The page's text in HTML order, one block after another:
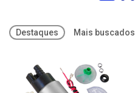
Destaques Mais buscados